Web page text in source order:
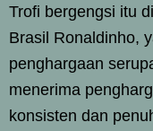
Trofi bergengsi itu
Brasil Ronaldinho,
penghargaan
menerima
konsisten dan